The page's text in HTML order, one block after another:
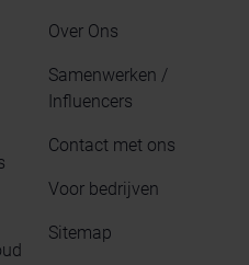
Over Ons
Samenwerken /
Influencers
Contact met ons
Voor bedrijven
Sitemap